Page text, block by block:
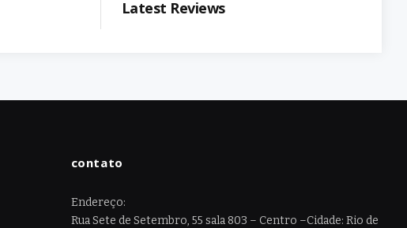
Latest Reviews
contato
Endereço:
Rua Sete de Setembro, 55 sala 803 – Centro –Cidade: Rio de